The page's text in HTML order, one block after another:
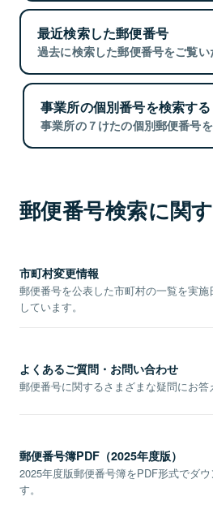
最近検索した郵便番号
過去に検索した郵便番号をご覧い
事業所の個別番号を検索する
事業所の７けたの個別郵便番号を
郵便番号検索に関
市町村変更情報
郵便番号を公表した市町村の一覧を実
しています。
よくあるご質問・お問い合わせ
郵便番号に関するさまざまな疑問にお答
郵便番号簿PDF（2025年度版）
2025年度版郵便番号簿をPDF形式でダ
す。